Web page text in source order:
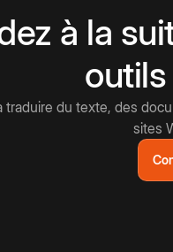
à la
traduire du texte, des
sites